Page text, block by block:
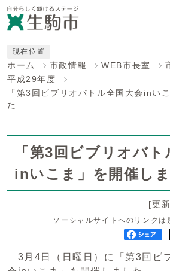
現在位置
ホーム 市政情報 WEB市長室
平成29年度
「第3回ビブリオバトル全国大会inい
た
「第3回ビブリオバ
inいこま」を開催し
[更
ソーシャルサイトへのリンクは
3月4日（日曜日）に「第3回ビ